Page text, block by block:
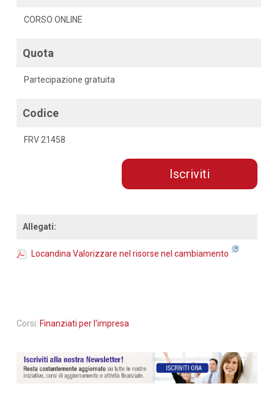
CORSO ONLINE
Quota
Partecipazione gratuita
Codice
FRV 21458
Iscriviti
Allegati:
Locandina Valorizzare nel risorse nel cambiamento
Corsi: Finanziati per l'impresa